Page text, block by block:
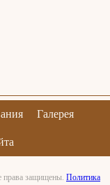
Галерея
права защищены. Политика